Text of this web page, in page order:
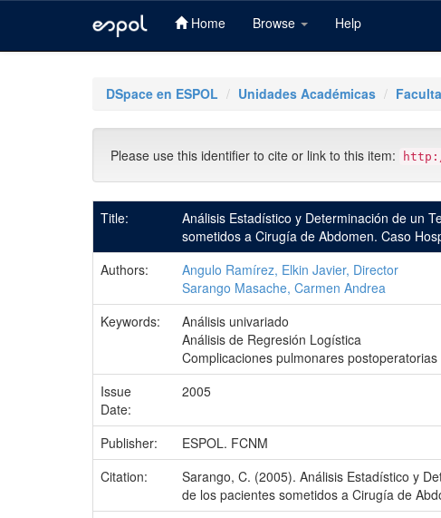
Home Browse Help
DSpace en ESPOL Unidades Académicas
Please use this identifier to cite or link to this item:
Title:
Análisis Estadístico y Determinación de un
sometidos a Cirugía de Abdomen. Caso
Authors:
Angulo Ramírez, Elkin Javier, Director
Sarango Masache, Carmen Andrea
Keywords:
Análisis univariado
Análisis de Regresión Logística
Complicaciones pulmonares postoperatorias
Issue
Date:
2005
Publisher:
ESPOL. FCNM
Citation:
Sarango, C. (2005). Análisis Estadístico y
de los pacientes sometidos a Cirugía de